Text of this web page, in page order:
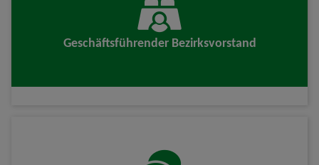
Geschäftsführender Bezirksvorstand